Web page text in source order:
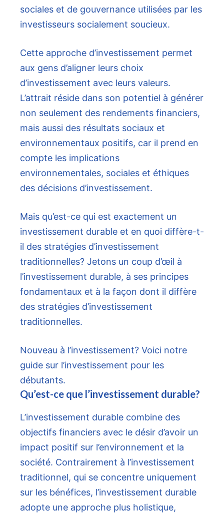
sociales et de gouvernance utilisées par les
investisseurs socialement soucieux.
Cette approche d’investissement permet
aux gens d’aligner leurs choix
d’investissement avec leurs valeurs.
L’attrait réside dans son potentiel à générer
non seulement des rendements financiers,
mais aussi des résultats sociaux et
environnementaux positifs, car il prend en
compte les implications
environnementales, sociales et éthiques
des décisions d’investissement.
Mais qu’est-ce qui est exactement un
investissement durable et en quoi diffère-t-
il des stratégies d’investissement
traditionnelles? Jetons un coup d’œil à
l’investissement durable, à ses principes
fondamentaux et à la façon dont il diffère
des stratégies d’investissement
traditionnelles.
Nouveau à l’investissement? Voici notre
guide sur l’investissement pour les
débutants.
Qu’est-ce que l’investissement durable?
L’investissement durable combine des
objectifs financiers avec le désir d’avoir un
impact positif sur l’environnement et la
société. Contrairement à l’investissement
traditionnel, qui se concentre uniquement
sur les bénéfices, l’investissement durable
adopte une approche plus holistique,